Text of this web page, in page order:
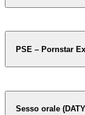
PSE – Pornstar
Sesso orale